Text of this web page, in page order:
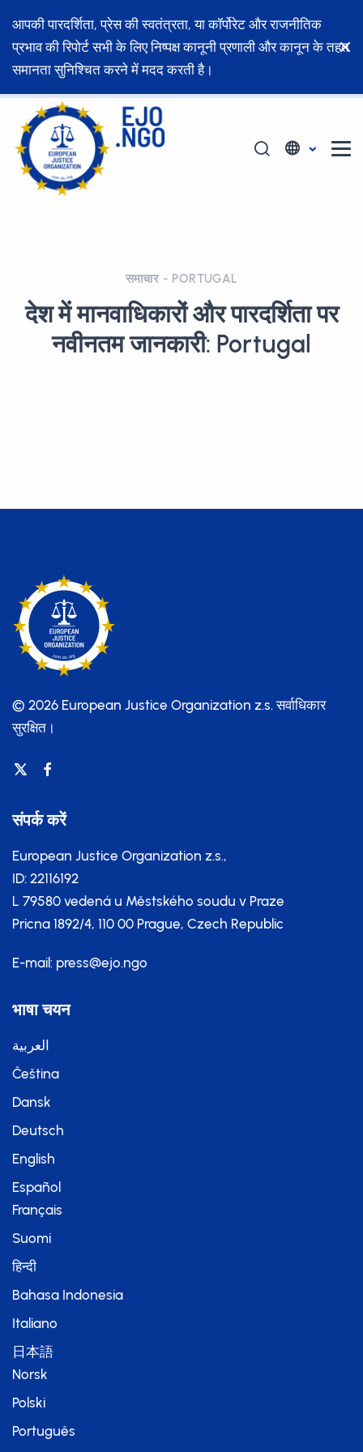
आपकी पारदर्शिता, प्रेस की स्वतंत्रता, या कॉर्पोरेट और राजनीतिक
प्रभाव की रिपोर्ट सभी के लिए निष्पक्ष कानूनी प्रणाली और कानून के तहत
समानता सुनिश्चित करने में मदद करती है।
समाचार - PORTUGAL
देश में मानवाधिकारों और पारदर्शिता पर
नवीनतम जानकारी: Portugal
© 2026 European Justice Organization z.s.सर्वाधिकार
सुरक्षित।
संपर्क करें
European Justice Organization z.s.,
ID: 22116192
L 79580 vedená u Městského soudu v Praze
Pricna 1892/4, 110 00 Prague, Czech Republic
E-mail: press@ejo.ngo
भाषा चयन
العربية
Čeština
Dansk
Deutsch
English
Español
Français
Suomi
हिन्दी
Bahasa Indonesia
Italiano
日本語
Norsk
Polski
Português